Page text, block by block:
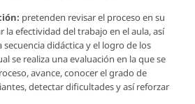
pretenden revisar el proceso en su
la efectividad del trabajo en el aula, así
didáctica y el logro de los
se realiza una evaluación en la que se
avance, conocer el grado de
detectar dificultades y así reforzar